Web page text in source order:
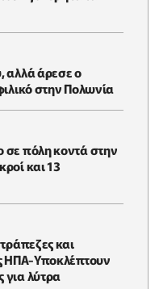
αλλά άρεσε ο
στην Πολωνία
πόλη κοντά στην
και 13
και
ΗΠΑ-Υποκλέπτουν
για λύτρα